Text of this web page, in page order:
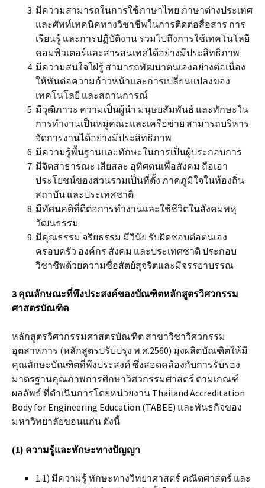
มีความสามารถในการใช้ภาษาไทย ภาษาต่างประเทศ
และศัพท์เทคนิคทางวิชาชีพในการติดต่อสื่อสาร การ
เรียนรู้ และการปฏิบัติงาน รวมไปถึงการใช้เทคโนโลยี
คอมพิวเตอร์และสารสนเทศได้อย่างมีประสิทธิภาพ
มีความสนใจใฝ่รู้ สามารถพัฒนาตนเองอย่างต่อเนื่อง
ให้ทันต่อความก้าวหน้าและการเปลี่ยนแปลงของ
เทคโนโลยี และสถานการณ์
มีวุฒิภาวะ ความเป็นผู้นำ มนุษยสัมพันธ์ และทักษะใน
การทำงานเป็นหมู่คณะและเครือข่าย สามารถบริหาร
จัดการงานได้อย่างมีประสิทธิภาพ
มีความรู้พื้นฐานและทักษะในการเป็นผู้ประกอบการ
มีจิตสาธารณะ เสียสละ อุทิศตนเพื่อสังคม ถือเอา
ประโยชน์ของส่วนรวมเป็นที่ตั้ง ภาคภูมิใจในท้องถิ่น
สถาบัน และประเทศชาติ
มีทัศนคติที่ดีต่อการทำงานและใช้ชีวิตในสังคมพหุ
วัฒนธรรม
มีคุณธรรม จริยธรรม มีวินัย รับผิดชอบต่อตนเอง
ครอบครัว องค์กร สังคม และประเทศชาติ ประกอบ
วิชาชีพด้วยความซื่อสัตย์สุจริตและมีจรรยาบรรณ
3 คุณลักษณะที่พึงประสงค์ของบัณฑิตหลักสูตรวิศวกรรม
ศาสตรบัณฑิต
หลักสูตรวิศวกรรมศาสตรบัณฑิต สาขาวิชาวิศวกรรม
อุตสาหการ (หลักสูตรปรับปรุง พ.ศ.2560) มุ่งผลิตบัณฑิตให้มี
คุณลักษะบัณฑิตที่พึงประสงค์ ซึ่งสอดคล้องกับการรับรอง
มาตรฐานคุณภาพการศึกษาวิศวกรรมศาสตร์ ตามเกณฑ์
ผลลัพธ์ ที่ดำเนินการโดยหน่วยงาน Thailand Accreditation
Body for Engineering Education (TABEE) และพันธกิจของ
มหาวิทยาลัยขอนแก่น ดังนี้
(1) ความรู้และทักษะทางปัญญา
1.1) มีความรู้ ทักษะทางวิทยาศาสตร์ คณิตศาสตร์ และ